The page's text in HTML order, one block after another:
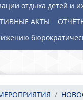
отдыха детей и
АКТЫ